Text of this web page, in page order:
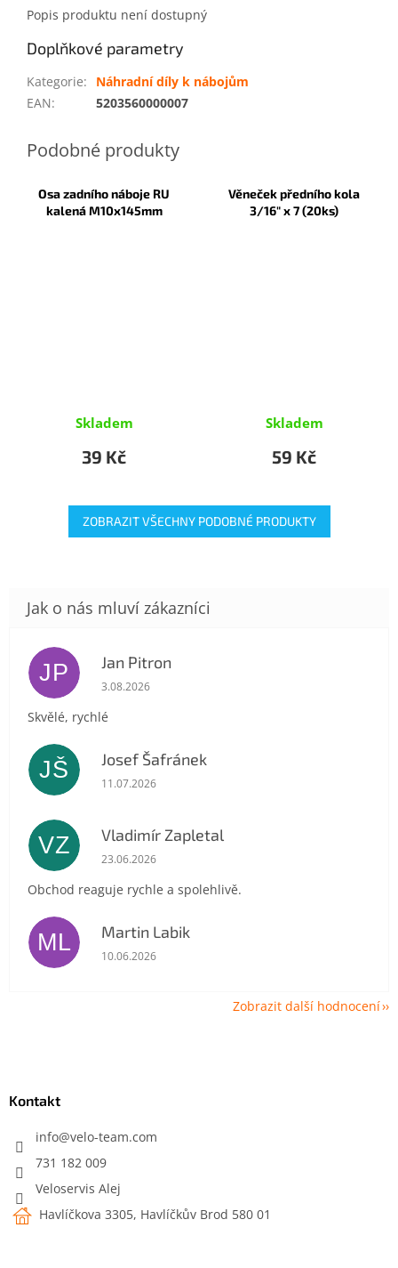
Popis produktu není dostupný
Doplňkové parametry
Kategorie:
Náhradní díly k nábojům
EAN: 5203560000007
Osa zadního náboje RU
kalená M10x145mm
Skladem
39 Kč
Věneček předního kola
3/16" x 7 (20ks)
Skladem
59 Kč
ZOBRAZIT VŠECHNY PODOBNÉ PRODUKTY
JP Jan Pitron
Hodnocení obchodu je 5 z 5 hvězdiček.
3.08.2026
Skvělé, rychlé
JŠ Josef Šafránek
Hodnocení obchodu je 5 z 5 hvězdiček.
11.07.2026
VZ Vladimír Zapletal
Hodnocení obchodu je 5 z 5 hvězdiček.
23.06.2026
Obchod reaguje rychle a spolehlivě.
ML Martin Labik
Hodnocení obchodu je 5 z 5 hvězdiček.
10.06.2026
Zobrazit další hodnocení
Kontakt
info@velo-team.com
731 182 009
Veloservis Alej
Havlíčkova 3305, Havlíčkův Brod 580 01